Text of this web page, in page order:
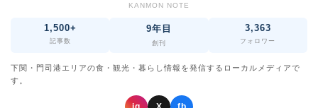
KANMON NOTE
1,500+
記事数
9年目
創刊
3,363
フォロワー
下関・門司港エリアの食・観光・暮らし情報を発信するローカルメディアで
す。